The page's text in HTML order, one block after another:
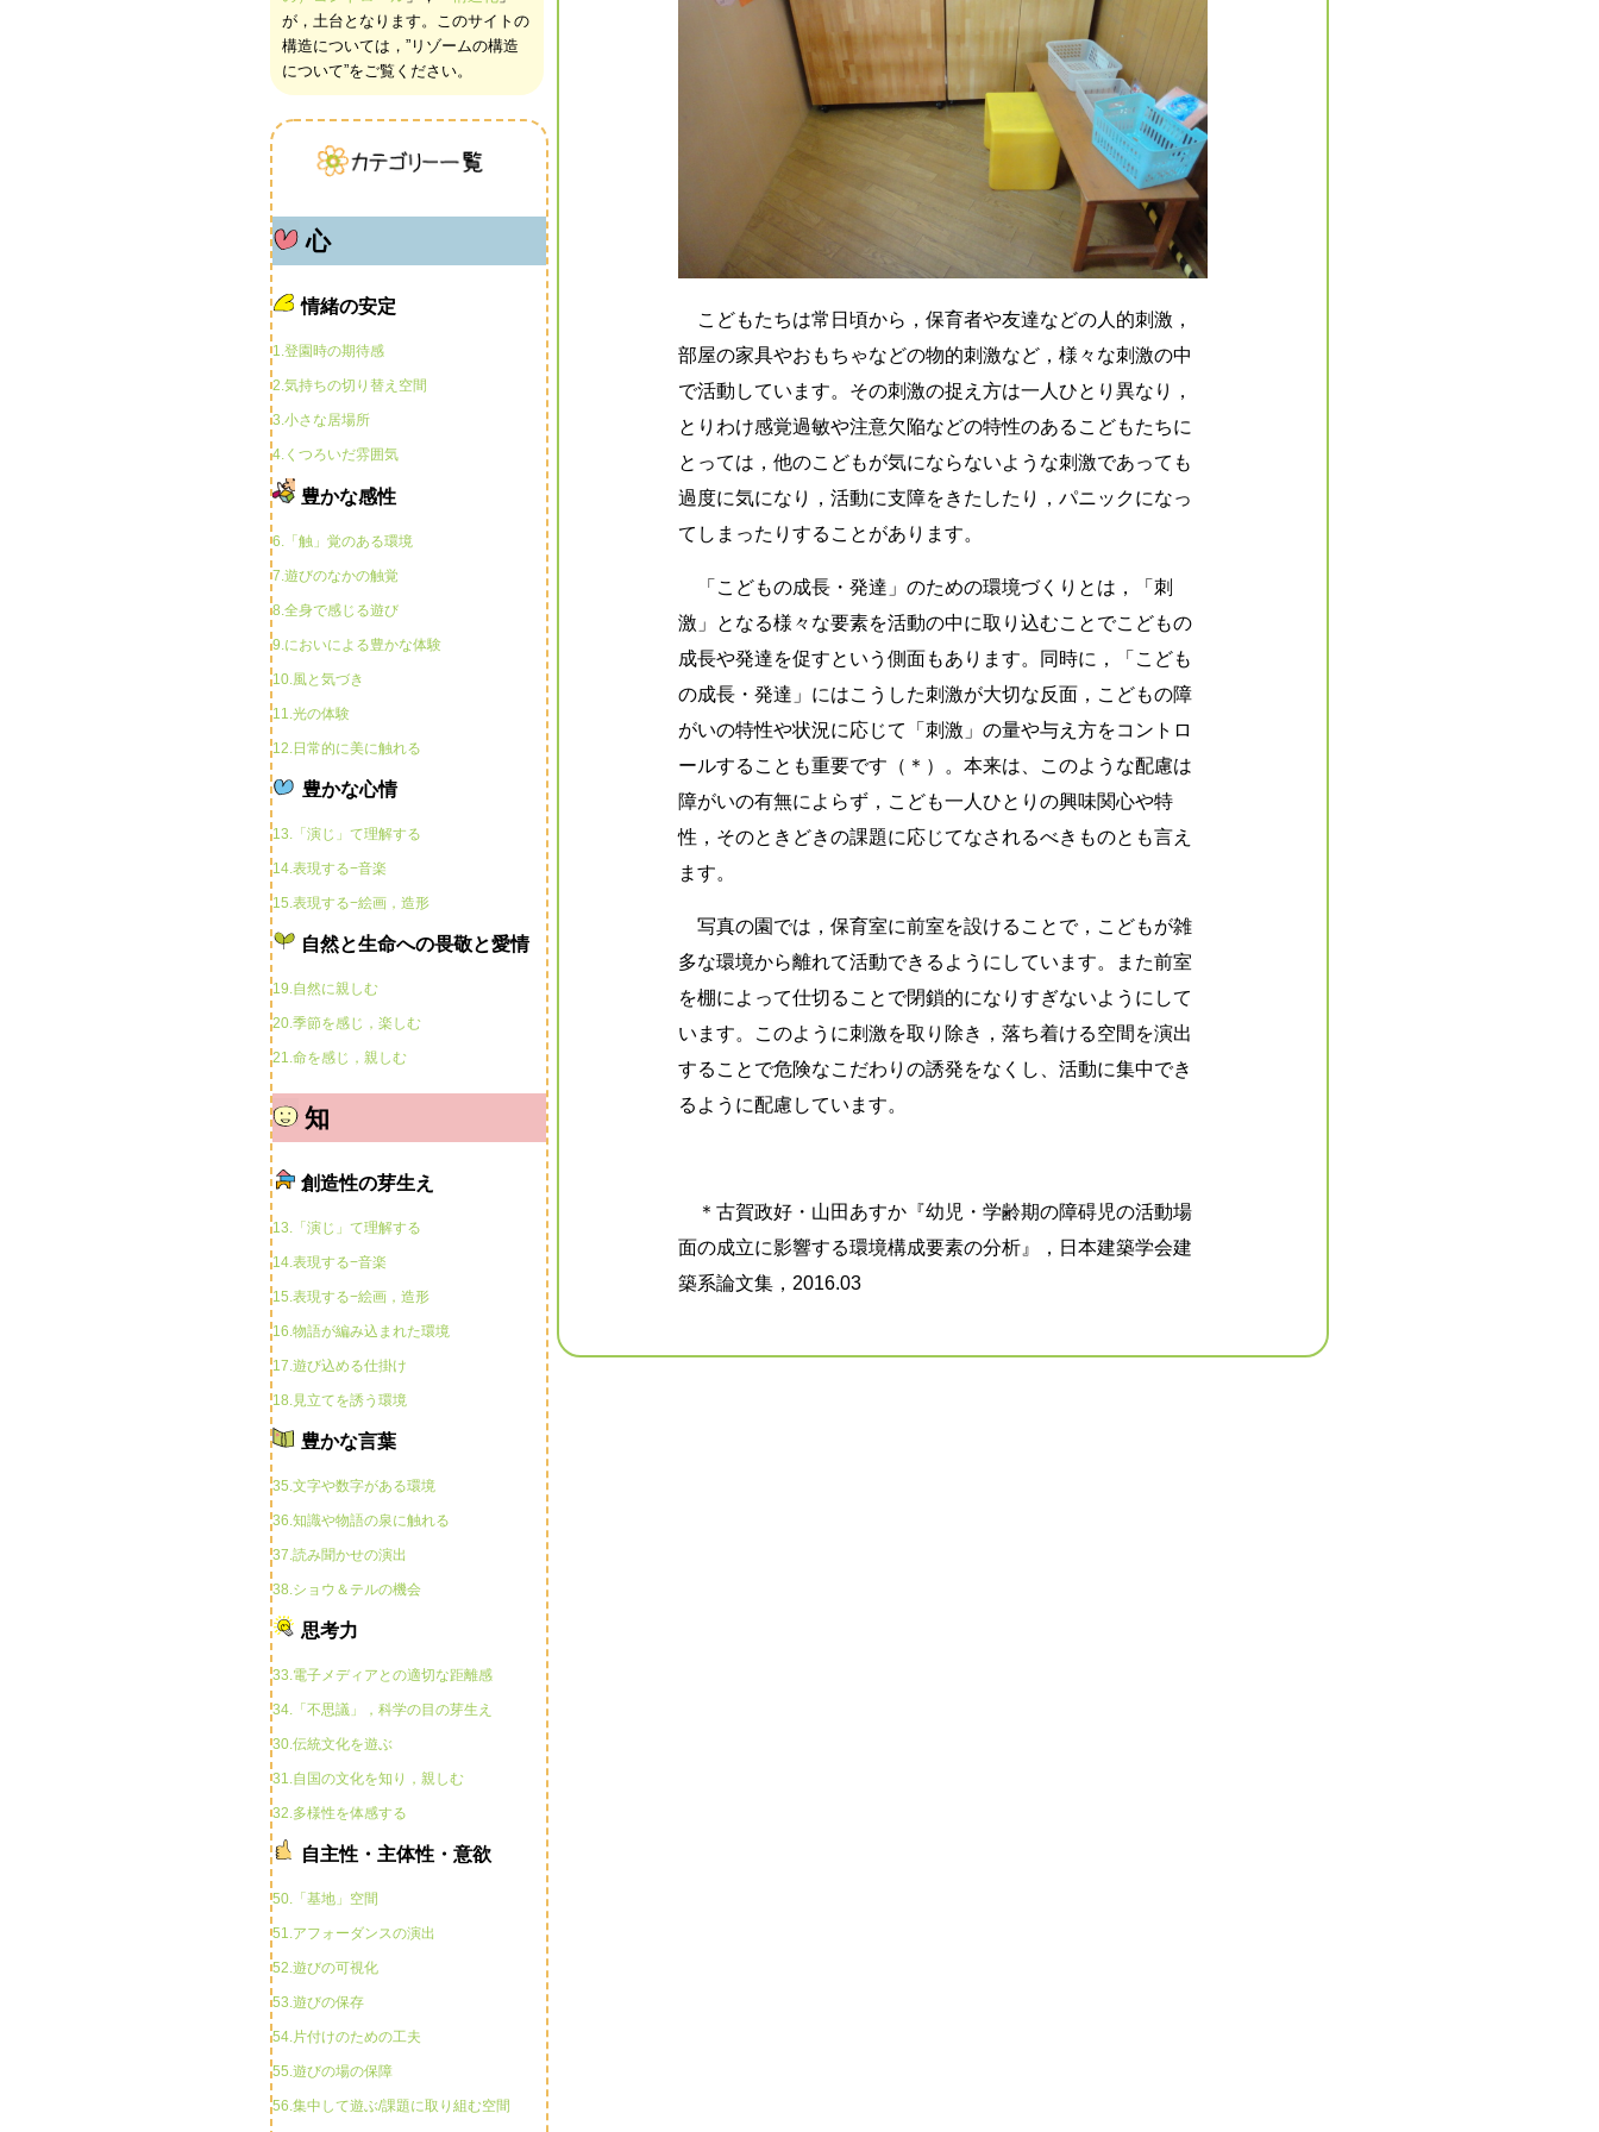
が，土台となります。このサイトの
構造については，”リゾームの構造
について”をご覧ください。
心
情緒の安定
1.登園時の期待感
2.気持ちの切り替え空間
3.小さな居場所
4.くつろいだ雰囲気
豊かな感性
6.「触」覚のある環境
7.遊びのなかの触覚
8.全身で感じる遊び
9.においによる豊かな体験
10.風と気づき
11.光の体験
12.日常的に美に触れる
豊かな心情
13.「演じ」て理解する
14.表現する−音楽
15.表現する−絵画，造形
自然と生命への畏敬と愛情
19.自然に親しむ
20.季節を感じ，楽しむ
21.命を感じ，親しむ
知
創造性の芽生え
13.「演じ」て理解する
14.表現する−音楽
15.表現する−絵画，造形
16.物語が編み込まれた環境
17.遊び込める仕掛け
18.見立てを誘う環境
豊かな言葉
35.文字や数字がある環境
36.知識や物語の泉に触れる
37.読み聞かせの演出
38.ショウ＆テルの機会
思考力
33.電子メディアとの適切な距離感
34.「不思議」，科学の目の芽生え
30.伝統文化を遊ぶ
31.自国の文化を知り，親しむ
32.多様性を体感する
自主性・主体性・意欲
50.「基地」空間
51.アフォーダンスの演出
52.遊びの可視化
53.遊びの保存
54.片付けのための工夫
55.遊びの場の保障
56.集中して遊ぶ/課題に取り組む空間
こどもたちは常日頃から，保育者や友達などの人的刺激，
部屋の家具やおもちゃなどの物的刺激など，様々な刺激の中
で活動しています。その刺激の捉え方は一人ひとり異なり，
とりわけ感覚過敏や注意欠陥などの特性のあるこどもたちに
とっては，他のこどもが気にならないような刺激であっても
過度に気になり，活動に支障をきたしたり，パニックになっ
てしまったりすることがあります。
「こどもの成長・発達」のための環境づくりとは，「刺
激」となる様々な要素を活動の中に取り込むことでこどもの
成長や発達を促すという側面もあります。同時に，「こども
の成長・発達」にはこうした刺激が大切な反面，こどもの障
がいの特性や状況に応じて「刺激」の量や与え方をコントロ
ールすることも重要です（＊）。本来は、このような配慮は
障がいの有無によらず，こども一人ひとりの興味関心や特
性，そのときどきの課題に応じてなされるべきものとも言え
ます。
写真の園では，保育室に前室を設けることで，こどもが雑
多な環境から離れて活動できるようにしています。また前室
を棚によって仕切ることで閉鎖的になりすぎないようにして
います。このように刺激を取り除き，落ち着ける空間を演出
することで危険なこだわりの誘発をなくし、活動に集中でき
るように配慮しています。
＊古賀政好・山田あすか『幼児・学齢期の障碍児の活動場
面の成立に影響する環境構成要素の分析』，日本建築学会建
築系論文集，2016.03